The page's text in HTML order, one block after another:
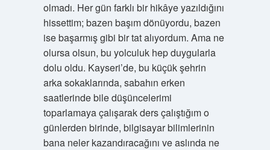
olmadı. Her gün farklı bir hikâye yazıldığını
hissettim; bazen başım dönüyordu, bazen
ise başarmış gibi bir tat alıyordum. Ama ne
olursa olsun, bu yolculuk hep duygularla
dolu oldu. Kayseri’de, bu küçük şehrin
arka sokaklarında, sabahın erken
saatlerinde bile düşüncelerimi
toparlamaya çalışarak ders çalıştığım o
günlerden birinde, bilgisayar bilimlerinin
bana neler kazandıracağını ve aslında ne